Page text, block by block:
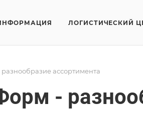
ЛОГИСТИЧЕСКИЙ
ассортимента
-